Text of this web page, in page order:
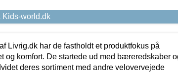
Kids-world.dk
Livrig.dk har de fastholdt et produktfokus på
og komfort. De startede ud med bæreredskaber
deres sortiment med andre velovervejede